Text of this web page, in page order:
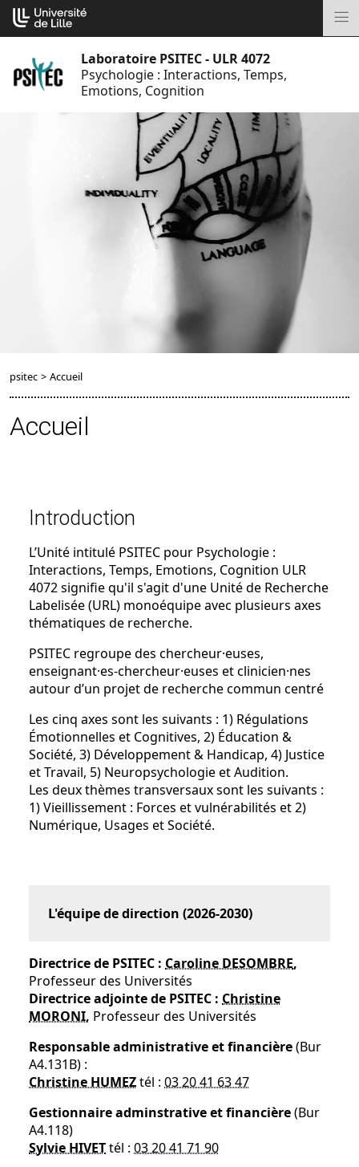
Aller
au
Laboratoire PSITEC - ULR 4072
Psychologie : Interactions, Temps,
Emotions, Cognition
psitec > Accueil
Accueil
Introduction
L’Unité intitulé PSITEC pour Psychologie :
Interactions, Temps, Emotions, Cognition ULR
4072 signifie qu'il s'agit d'une Unité de Recherche
Labelisée (URL) monoéquipe avec plusieurs axes
thématiques de recherche.
PSITEC regroupe des chercheur·euses,
enseignant·es-chercheur·euses et clinicien·nes
autour d’un projet de recherche commun centré
Les cinq axes sont les suivants : 1) Régulations
Émotionnelles et Cognitives, 2) Éducation &
Société, 3) Développement & Handicap, 4) Justice
et Travail, 5) Neuropsychologie et Audition.
Les deux thèmes transversaux sont les suivants :
1) Vieillissement : Forces et vulnérabilités et 2)
Numérique, Usages et Société.
L'équipe de direction (2026-2030)
Directricede PSITEC : Caroline DESOMBRE,
Professeur des Universités
Directriceadjointe de PSITEC : Christine
MORONI, Professeur des Universités
Responsable administrative et financière(Bur
A4.131B) :
Christine HUMEZtél : 03 20 41 63 47
Gestionnaire adminstrative et financière(Bur
A4.118)
Sylvie HIVETtél : 03 20 41 71 90
Cookies management panel